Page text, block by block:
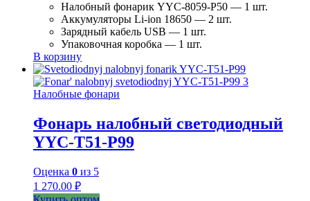
Налобный фонарик YYC-8059-P50 — 1 шт.
Аккумуляторы Li-ion 18650 — 2 шт.
Зарядный кабель USB — 1 шт.
Упаковочная коробка — 1 шт.
В корзину
Налобные фонари
Фонарь налобный светодиодный
YYC-T51-P99
Оценка 0 из 5
1 270.00 ₽